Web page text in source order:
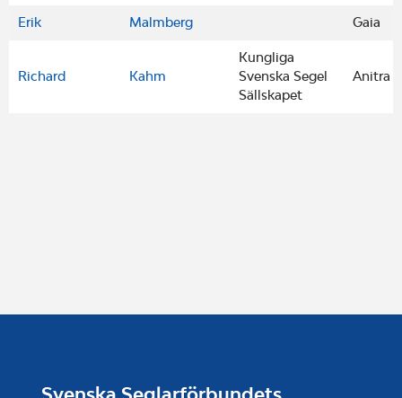
Erik Malmberg Gaia
Richard Kahm
Kungliga
Svenska Segel
Sällskapet
Anitra